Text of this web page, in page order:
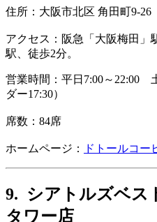
住所： 大阪市北区 角田町9-26
アクセス：阪急「大阪梅田
駅、徒歩2分。
営業時間：平日7:00～22:00
ダー17:30）
席数：84席
ホームページ： ドトールコー
9. シアトルズベス
タワー店